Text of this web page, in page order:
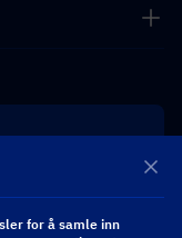
for å samle inn